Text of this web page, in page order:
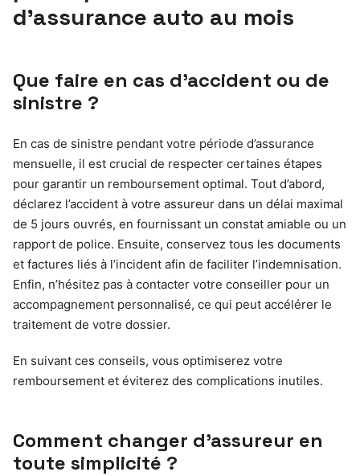
d’assurance auto au mois
Que faire en cas d’accident ou de
sinistre ?
En cas de sinistre pendant votre période d’assurance
mensuelle, il est crucial de respecter certaines étapes
pour garantir un remboursement optimal. Tout d’abord,
déclarez l’accident à votre assureur dans un délai maximal
de 5 jours ouvrés, en fournissant un constat amiable ou un
rapport de police. Ensuite, conservez tous les documents
et factures liés à l’incident afin de faciliter l’indemnisation.
Enfin, n’hésitez pas à contacter votre conseiller pour un
accompagnement personnalisé, ce qui peut accélérer le
traitement de votre dossier.
En suivant ces conseils, vous optimiserez votre
remboursement et éviterez des complications inutiles.
Comment changer d’assureur en
toute simplicité ?